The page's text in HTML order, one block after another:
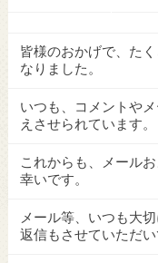
皆様のおかげで、た
なりました。
いつも、コメントや
えさせられています。
これからも、メール
幸いです。
メール等、いつも大
返信もさせていただい